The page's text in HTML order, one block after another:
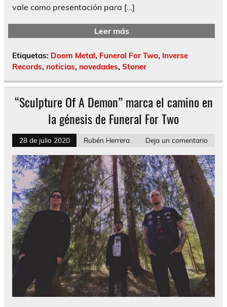
vale como presentación para […]
Leer más
Etiquetas: Doom Metal, Funeral For Two, Inverse
Records, noticias, novedades, Stoner
“Sculpture Of A Demon” marca el camino en
la génesis de Funeral For Two
28 de julio 2020 Rubén Herrera Deja un comentario